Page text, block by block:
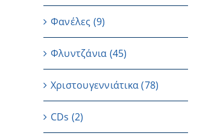
Φανέλες (9)
Φλυντζάνια (45)
Χριστουγεννιάτικα(78)
CDs (2)